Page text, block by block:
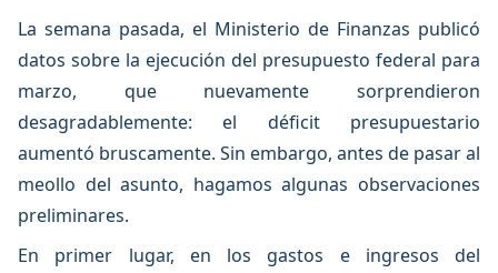
La semana pasada, el Ministerio de Finanzas publicó
datos sobre la ejecución del presupuesto federal para
marzo, que nuevamente sorprendieron
desagradablemente: el déficit presupuestario
aumentó bruscamente. Sin embargo, antes de pasar al
meollo del asunto, hagamos algunas observaciones
preliminares.
En primer lugar, en los gastos e ingresos del